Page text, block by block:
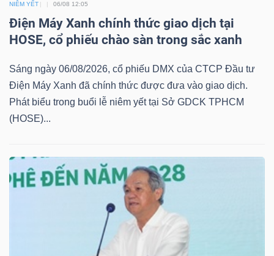
NIÊM YẾT 06/08 12:05
Điện Máy Xanh chính thức giao dịch tại
HOSE, cổ phiếu chào sàn trong sắc xanh
Sáng ngày 06/08/2026, cổ phiếu DMX của CTCP Đầu tư
Điện Máy Xanh đã chính thức được đưa vào giao dịch.
Phát biểu trong buổi lễ niêm yết tại Sở GDCK TPHCM
(HOSE)...
DOANH
NGHIỆP
CỔ
PHIẾU
PHÁI